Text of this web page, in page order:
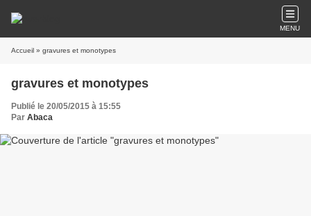
MENU
Accueil » gravures et monotypes
gravures et monotypes
Publié le 20/05/2015 à 15:55
Par Abaca